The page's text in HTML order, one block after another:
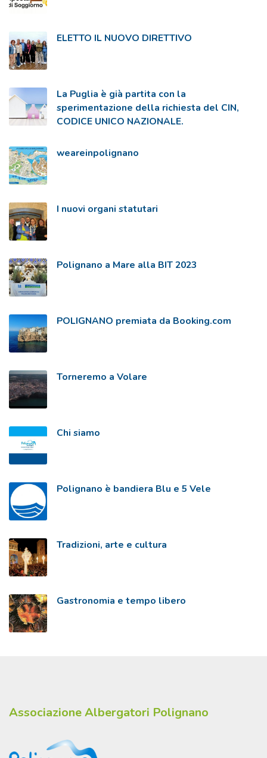
ELETTO IL NUOVO DIRETTIVO
La Puglia è già partita con la
sperimentazione della richiesta del CIN,
CODICE UNICO NAZIONALE.
weareinpolignano
I nuovi organi statutari
Polignano a Mare alla BIT 2023
POLIGNANO premiata da Booking.com
Torneremo a Volare
Chi siamo
Polignano è bandiera Blu e 5 Vele
Tradizioni, arte e cultura
Gastronomia e tempo libero
Associazione Albergatori Polignano